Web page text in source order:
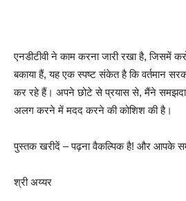
एनडीटीवी ने काम करना जारी रखा है, जिसमें
बकाया हैं, यह एक स्पष्ट संकेत है कि वर्तमान
कर रहे हैं। अपने छोटे से प्रयास से, मैंने
अलग करने में मदद करने की कोशिश की है।
पुस्तक खरीदें – पढ़ना वैकल्पिक है! और आपके
श्री अय्यर